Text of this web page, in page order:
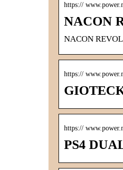
https://
NACON
NACON
https://
https://
PS4